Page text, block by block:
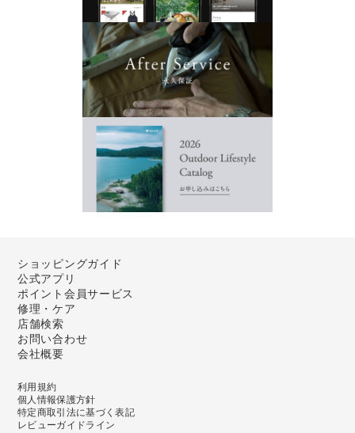
ショッピングガイド
公式アプリ
ポイント会員サービス
修理・ケア
店舗検索
お問い合わせ
会社概要
利用規約
個人情報保護方針
特定商取引法に基づく表記
レビューガイドライン